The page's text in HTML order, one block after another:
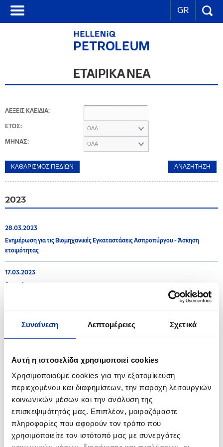
Συναίνεση Λεπτομέρειες Σχετικά
Αυτή η ιστοσελίδα χρησιμοποιεί cookies
Χρησιμοποιούμε cookies για την εξατομίκευση
περιεχομένου και διαφημίσεων, την παροχή λειτουργιών
κοινωνικών μέσων και την ανάλυση της
επισκεψιμότητάς μας. Επιπλέον, μοιραζόμαστε
πληροφορίες που αφορούν τον τρόπο που
χρησιμοποιείτε τον ιστότοπό μας με συνεργάτες
GR
ΕΤΑΙΡΙΚΑ ΝΕΑ
ΛΕΞΕΙΣ ΚΛΕΙΔΙΑ:
ΕΤΟΣ: ΟΛΑ
ΜΗΝΑΣ: ΟΛΑ
2023
28.03.2023
Ενημέρωση για τις Βιομηχανικές Εγκαταστάσεις Ασπροπύργου - Άσκηση
ετοιμότητας
17.03.2023
Ανακοίνωση
«Γαλανόλευκων Αστεριών»
Ανακοίνωση για τις Βιομηχανικές Εγκαταστάσεις Ασπροπύργου και
Ελευσίνας
2022
08.11.2022